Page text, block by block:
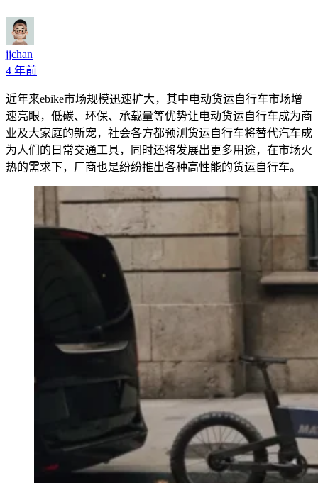
jjchan
4 年前
近年来ebike市场规模迅速扩大，其中电动货运自行车市场增
速亮眼，低碳、环保、承载量等优势让电动货运自行车成为商
业及大家庭的新宠，社会各方都预测货运自行车将替代汽车成
为人们的日常交通工具，同时还将发展出更多用途，在市场火
热的需求下，厂商也是纷纷推出各种高性能的货运自行车。